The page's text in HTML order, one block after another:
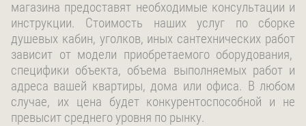
магазина предоставят необходимые консультации и
инструкции. Стоимость наших услуг по сборке
душевых кабин, уголков, иных сантехнических работ
зависит от модели приобретаемого оборудования,
специфики объекта, объема выполняемых работ и
адреса вашей квартиры, дома или офиса. В любом
случае, их цена будет конкурентоспособной и не
превысит среднего уровня по рынку.